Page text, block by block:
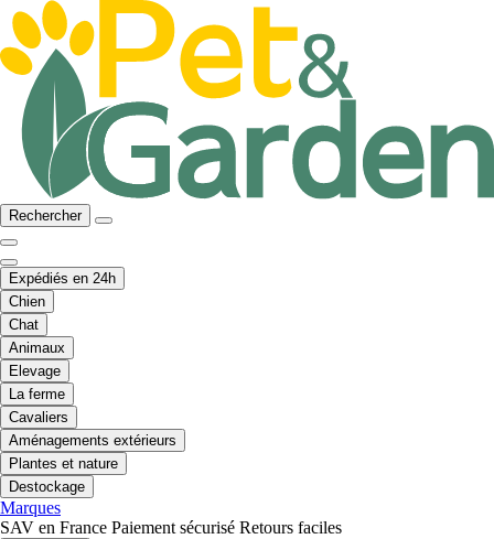
Rechercher
Expédiés en 24h
Chien
Chat
Animaux
Elevage
La ferme
Cavaliers
Aménagements extérieurs
Plantes et nature
Destockage
Marques
SAV en France Paiement sécurisé Retours faciles